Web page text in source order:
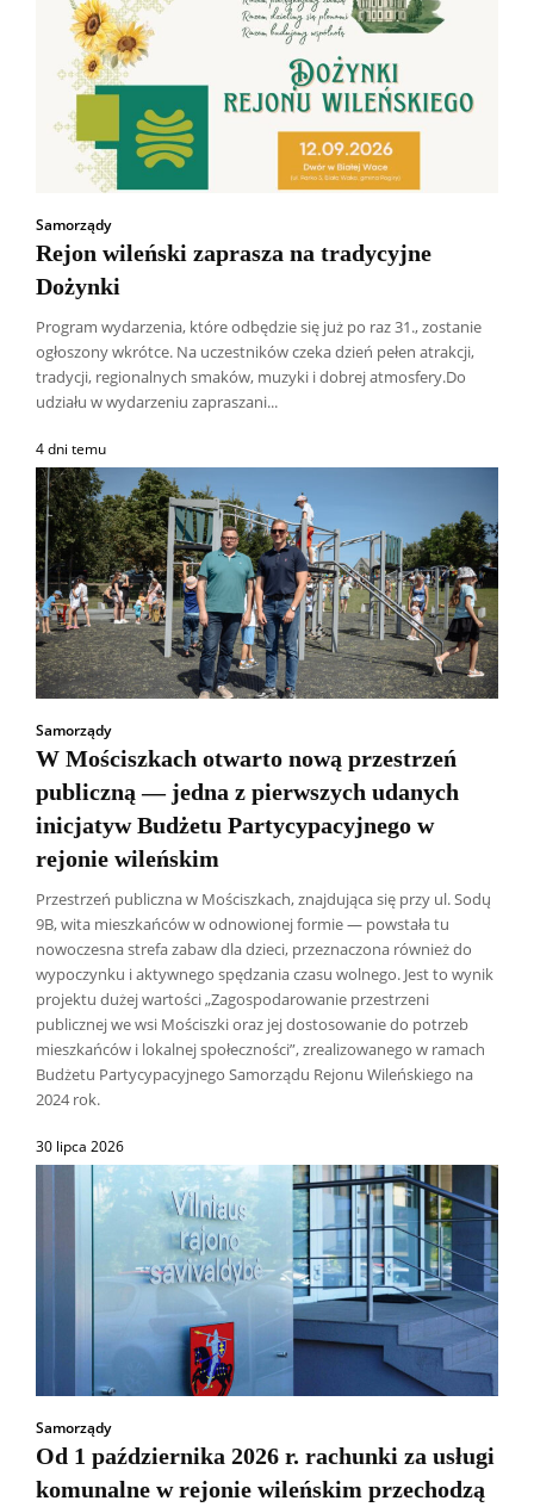
Samorządy
Rejon wileński zaprasza na tradycyjne
Dożynki
Program wydarzenia, które odbędzie się już po raz 31., zostanie
ogłoszony wkrótce. Na uczestników czeka dzień pełen atrakcji,
tradycji, regionalnych smaków, muzyki i dobrej atmosfery.Do
udziału w wydarzeniu zapraszani...
4 dni temu
Samorządy
W Mościszkach otwarto nową przestrzeń
publiczną — jedna z pierwszych udanych
inicjatyw Budżetu Partycypacyjnego w
rejonie wileńskim
Przestrzeń publiczna w Mościszkach, znajdująca się przy ul. Sodų
9B, wita mieszkańców w odnowionej formie — powstała tu
nowoczesna strefa zabaw dla dzieci, przeznaczona również do
wypoczynku i aktywnego spędzania czasu wolnego. Jest to wynik
projektu dużej wartości „Zagospodarowanie przestrzeni
publicznej we wsi Mościszki oraz jej dostosowanie do potrzeb
mieszkańców i lokalnej społeczności”, zrealizowanego w ramach
Budżetu Partycypacyjnego Samorządu Rejonu Wileńskiego na
2024 rok.
30 lipca 2026
Samorządy
Od 1 października 2026 r. rachunki za usługi
komunalne w rejonie wileńskim przechodzą